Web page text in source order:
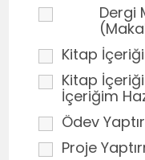
Dergi
Kitap
Kitap
İçeriğim
Ödev
Proje